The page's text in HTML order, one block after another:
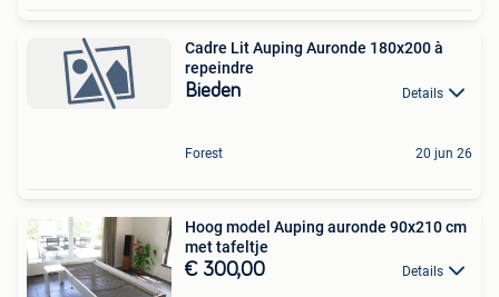
Cadre Lit Auping Auronde 180x200 à
repeindre
Bieden Details
Forest 20 jun 26
Hoog model Auping auronde 90x210 cm
met tafeltje
€ 300,00 Details